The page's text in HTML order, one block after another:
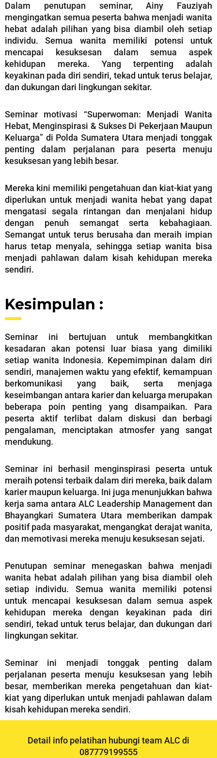
Dalam penutupan seminar, Ainy Fauziyah
mengingatkan semua peserta bahwa menjadi wanita
hebat adalah pilihan yang bisa diambil oleh setiap
individu. Semua wanita memiliki potensi untuk
mencapai kesuksesan dalam semua aspek
kehidupan mereka. Yang terpenting adalah
keyakinan pada diri sendiri, tekad untuk terus belajar,
dan dukungan dari lingkungan sekitar.
Seminar motivasi “Superwoman: Menjadi Wanita
Hebat, Menginspirasi & Sukses Di Pekerjaan Maupun
Keluarga” di Polda Sumatera Utara menjadi tonggak
penting dalam perjalanan para peserta menuju
kesuksesan yang lebih besar.
Mereka kini memiliki pengetahuan dan kiat-kiat yang
diperlukan untuk menjadi wanita hebat yang dapat
mengatasi segala rintangan dan menjalani hidup
dengan penuh semangat serta kebahagiaan.
Semangat untuk terus berusaha dan meraih impian
harus tetap menyala, sehingga setiap wanita bisa
menjadi pahlawan dalam kisah kehidupan mereka
sendiri.
Kesimpulan :
Seminar ini bertujuan untuk membangkitkan
kesadaran akan potensi luar biasa yang dimiliki
setiap wanita Indonesia. Kepemimpinan dalam diri
sendiri, manajemen waktu yang efektif, kemampuan
berkomunikasi yang baik, serta menjaga
keseimbangan antara karier dan keluarga merupakan
beberapa poin penting yang disampaikan. Para
peserta aktif terlibat dalam diskusi dan berbagi
pengalaman, menciptakan atmosfer yang sangat
mendukung.
Seminar ini berhasil menginspirasi peserta untuk
meraih potensi terbaik dalam diri mereka, baik dalam
karier maupun keluarga. Ini juga menunjukkan bahwa
kerja sama antara ALC Leadership Management dan
Bhayangkari Sumatera Utara memberikan dampak
positif pada masyarakat, mengangkat derajat wanita,
dan memotivasi mereka menuju kesuksesan sejati.
Penutupan seminar menegaskan bahwa menjadi
wanita hebat adalah pilihan yang bisa diambil oleh
setiap individu. Semua wanita memiliki potensi
untuk mencapai kesuksesan dalam semua aspek
kehidupan mereka dengan keyakinan pada diri
sendiri, tekad untuk terus belajar, dan dukungan dari
lingkungan sekitar.
Seminar ini menjadi tonggak penting dalam
perjalanan peserta menuju kesuksesan yang lebih
besar, memberikan mereka pengetahuan dan kiat-
kiat yang diperlukan untuk menjadi pahlawan dalam
kisah kehidupan mereka sendiri.
Detail info pelatihan hubungi team ALC di
087779199555